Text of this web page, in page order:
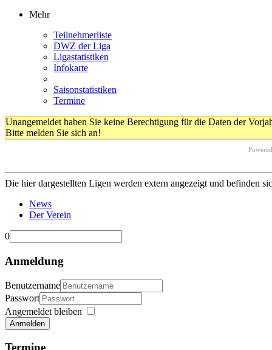
Mehr
Teilnehmerliste
DWZ der Liga
Ligastatistiken
Infokarte
Saisonstatistiken
Termine
Unangemeldet haben Sie keine Berechtigung für die Daten der
Bitte melden Sie sich an!
Die hier dargestellten Ligen werden extern angezeigt und befinden
News
Der Verein
0
Anmeldung
Benutzername
Passwort
Angemeldet bleiben
Anmelden